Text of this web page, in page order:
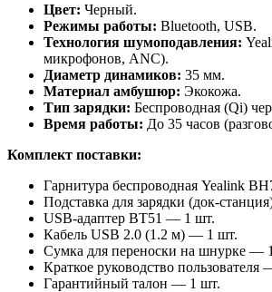
Цвет: Черный.
Режимы работы: Bluetooth, USB.
Технология шумоподавления:
микрофонов, ANC).
Диаметр динамиков: 35 мм.
Материал амбушюр: Экокожа.
Тип зарядки: Беспроводная (Qi)
Время работы: До 35 часов
Комплект поставки:
Гарнитура беспроводная Yealink
Подставка для зарядки (док-
USB-адаптер BT51 — 1 шт.
Кабель USB 2.0 (1.2 м) — 1 шт.
Сумка для переноски на шнурке —
Краткое руководство пользователя
Гарантийный талон — 1 шт.